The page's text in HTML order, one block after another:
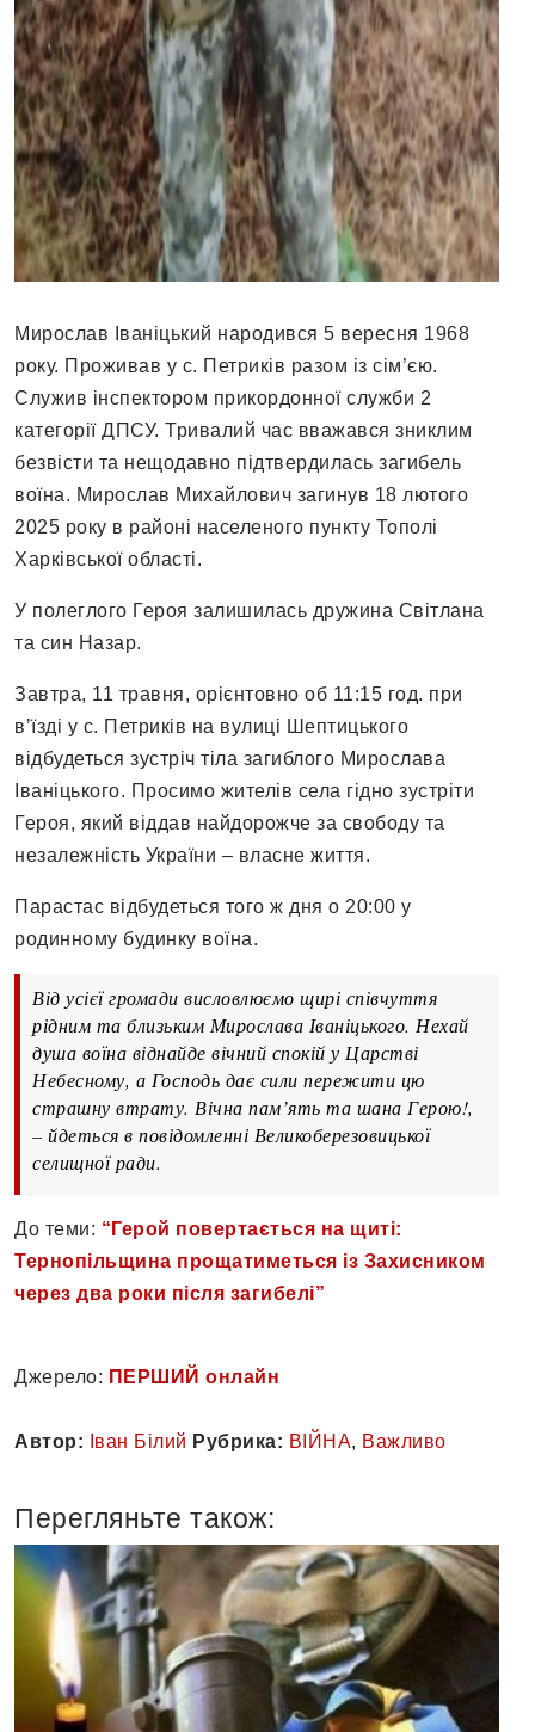
Мирослав Іваніцький народився 5 вересня 1968
року. Проживав у с. Петриків разом із сім’єю.
Служив інспектором прикордонної служби 2
категорії ДПСУ. Тривалий час вважався зниклим
безвісти та нещодавно підтвердилась загибель
воїна. Мирослав Михайлович загинув 18 лютого
2025 року в районі населеного пункту Тополі
Харківської області.
У полеглого Героя залишилась дружина Світлана
та син Назар.
Завтра, 11 травня, орієнтовно об 11:15 год. при
вʼїзді у с. Петриків на вулиці Шептицького
відбудеться зустріч тіла загиблого Мирослава
Іваніцького. Просимо жителів села гідно зустріти
Героя, який віддав найдорожче за свободу та
незалежність України – власне життя.
Парастас відбудеться того ж дня о 20:00 у
родинному будинку воїна.
Від усієї громади висловлюємо щирі співчуття
рідним та близьким Мирослава Іваніцького. Нехай
душа воїна віднайде вічний спокій у Царстві
Небесному, а Господь дає сили пережити цю
страшну втрату. Вічна пам’ять та шана Герою!,
– йдеться в повідомленні Великоберезовицької
селищної ради.
До теми: “Герой повертається на щиті:
Тернопільщина прощатиметься із Захисником
через два роки після загибелі”
Джерело: ПЕРШИЙ онлайн
Автор: Іван Білий Рубрика: ВІЙНА, Важливо
Перегляньте також: